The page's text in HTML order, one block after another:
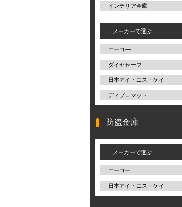
インテリア金庫
メーカーで選ぶ
エーコ―
ダイヤセーフ
日本アイ・エス・ケイ
ディプロマット
防盗金庫
メーカーで選ぶ
エーコー
日本アイ・エス・ケイ